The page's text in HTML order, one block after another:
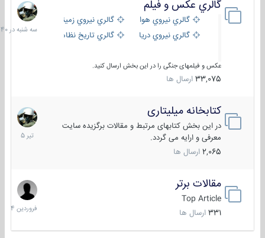
گالري عكس و فيلم
گالري نيروي هوايي
گالري نيروي زميني
گالري نيروي دريايي
گالري تاریخ نظامی
عکس و فیلمهای جنگی را در این بخش ارسال کنید.
33,075 ارسال ها
سه
شنبه
در
کتابخانه میلیتاری
در این بخش کتابهای مرتبط و مقالات برگزیده سایت
معرفی و ارایه می گردد.
2,065 ارسال ها
16
تیر
1405
مقالات برتر
Top Article
331 ارسال ها
29
فروردین
1404